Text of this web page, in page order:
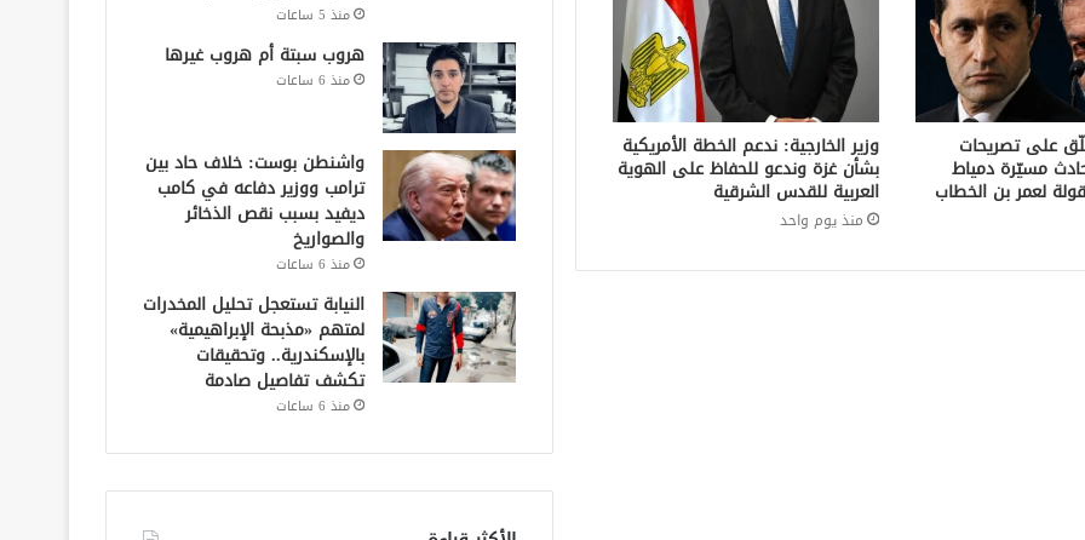
على تصريحات
مسيّرة دمياط
لعمر بن الخطاب
وزير الخارجية: ندعم الخطة الأمريكية
بشأن غزة وندعو للحفاظ على الهوية
العربية للقدس الشرقية
منذ يوم واحد
منذ 5 ساعات
هروب سبتة أم هروب غيرها
منذ 6 ساعات
واشنطن بوست: خلاف حاد بين
ترامب ووزير دفاعه في كامب
ديفيد بسبب نقص الذخائر
والصواريخ
منذ 6 ساعات
النيابة تستعجل تحليل المخدرات
لمتهم «مذبحة الإبراهيمية»
بالإسكندرية.. وتحقيقات
تكشف تفاصيل صادمة
منذ 6 ساعات